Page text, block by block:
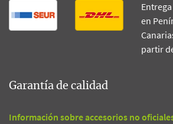
en
partir
Garantía de calidad
Información sobre accesorios no